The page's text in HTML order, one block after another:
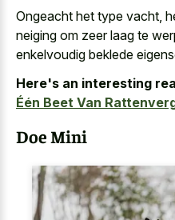
Ongeacht het type vacht,
neiging om zeer laag te
enkelvoudig beklede
Here's an interesting
Één Beet Van
Doe Mini